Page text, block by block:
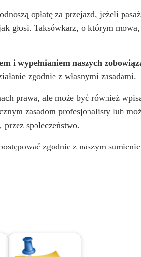
opłatę za przejazd, jeżeli
głosi. Taksówkarz, o którym
i wypełnianiem naszych
zgodnie z własnymi zasadami.
prawa, ale może być również
zasadom profesjonalisty lub
społeczeństwo.
zgodnie z naszym